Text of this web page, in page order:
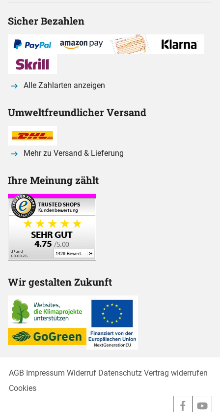
Sicher Bezahlen
Alle Zahlarten anzeigen
Umweltfreundlicher Versand
Mehr zu Versand & Lieferung
Ihre Meinung zählt
Wir gestalten Zukunft
AGB Impressum Widerruf Datenschutz Vertrag widerrufen
Cookies